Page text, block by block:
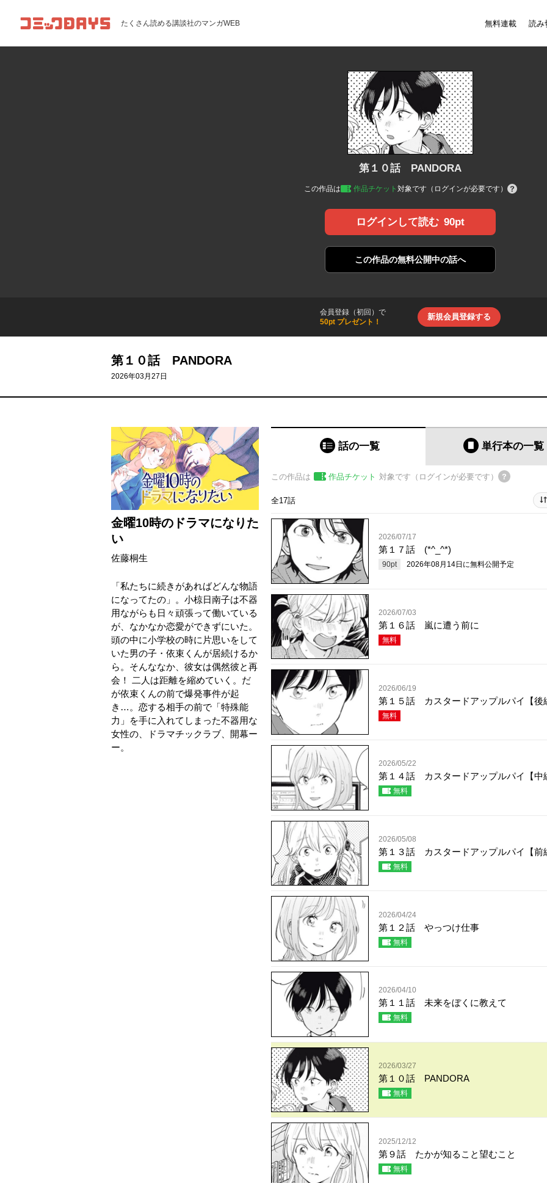
コミックDAYS たくさん読める講談社のマンガWEB 無料連載 読み
第１０話 PANDORA
この作品は 作品チケット 対象です（ログインが必要です）
ログインして読む 90pt
この作品の無料公開中の話へ
会員登録（初回）で
50pt プレゼント！
新規会員登録する
第１０話 PANDORA
2026年03月27日
金曜10時のドラマになりた
い
佐藤桐生
「私たちに続きがあればどんな物語
になってたの」。小椋日南子は不器
用ながらも日々頑張って働いている
が、なかなか恋愛ができずにいた。
頭の中に小学校の時に片思いをして
いた男の子・依束くんが居続けるか
ら。そんななか、彼女は偶然彼と再
会！ 二人は距離を縮めていく。だ
が依束くんの前で爆発事件が起
き…。恋する相手の前で「特殊能
力」を手に入れてしまった不器用な
女性の、ドラマチックラブ、開幕ー
ー。
話の一覧 単行本の一覧
この作品は 作品チケット 対象です（ログインが必要です）
全17話
2026/07/17
第１７話 (*^_^*)
90pt 2026年08月14日 に無料公開予定
2026/07/03
第１６話 嵐に遭う前に
無料
2026/06/19
第１５話 カスタードアップルパイ【後
無料
2026/05/22
第１４話 カスタードアップルパイ【中
無料
2026/05/08
第１３話 カスタードアップルパイ【前
無料
2026/04/24
第１２話 やっつけ仕事
無料
2026/04/10
第１１話 未来をぼくに教えて
無料
2026/03/27
第１０話 PANDORA
無料
2025/12/12
第９話 たかが知ること望むこと
無料